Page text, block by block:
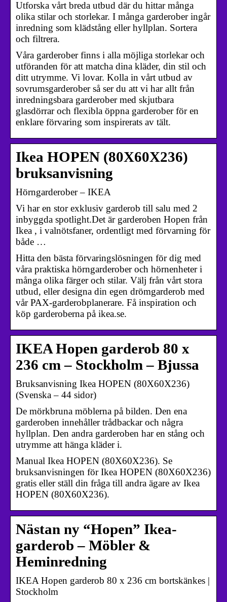
Utforska vårt breda utbud där du hittar många
olika stilar och storlekar. I många garderober ingår
inredning som klädstång eller hyllplan. Sortera
och filtrera.
Våra garderober finns i alla möjliga storlekar och
utföranden för att matcha dina kläder, din stil och
ditt utrymme. Vi lovar. Kolla in vårt utbud av
sovrumsgarderober så ser du att vi har allt från
inredningsbara garderober med skjutbara
glasdörrar och flexibla öppna garderober för en
enklare förvaring som inspirerats av tält.
Ikea HOPEN (80X60X236)
bruksanvisning
Hörngarderober – IKEA
Vi har en stor exklusiv garderob till salu med 2
inbyggda spotlight.Det är garderoben Hopen från
Ikea , i valnötsfaner, ordentligt med förvarning för
både …
Hitta den bästa förvaringslösningen för dig med
våra praktiska hörngarderober och hörnenheter i
många olika färger och stilar. Välj från vårt stora
utbud, eller designa din egen drömgarderob med
vår PAX-garderobplanerare. Få inspiration och
köp garderoberna på ikea.se.
IKEA Hopen garderob 80 x
236 cm – Stockholm – Bjussa
Bruksanvisning Ikea HOPEN (80X60X236)
(Svenska – 44 sidor)
De mörkbruna möblerna på bilden. Den ena
garderoben innehåller trådbackar och några
hyllplan. Den andra garderoben har en stång och
utrymme att hänga kläder i.
Manual Ikea HOPEN (80X60X236). Se
bruksanvisningen för Ikea HOPEN (80X60X236)
gratis eller ställ din fråga till andra ägare av Ikea
HOPEN (80X60X236).
Nästan ny “Hopen” Ikea-
garderob – Möbler &
Heminredning
IKEA Hopen garderob 80 x 236 cm bortskänkes |
Stockholm